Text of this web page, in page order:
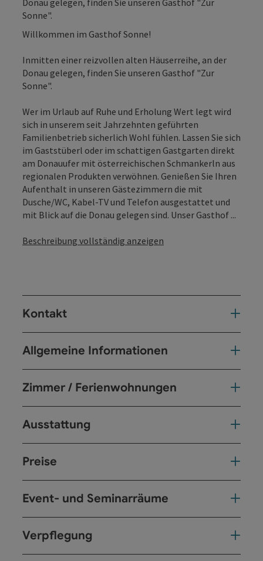
Sonne".
Willkommen im Gasthof Sonne!
Inmitten einer reizvollen alten Häuserreihe, an der
Donau gelegen, finden Sie unseren Gasthof "Zur
Sonne".
Wer im Urlaub auf Ruhe und Erholung Wert legt wird
sich in unserem seit Jahrzehnten geführten
Familienbetrieb sicherlich Wohl fühlen. Lassen Sie sich
im Gaststüberl oder im schattigen Gastgarten direkt
am Donauufer mit österreichischen Schmankerln aus
regionalen Produkten verwöhnen. Genießen Sie Ihren
Aufenthalt in unseren Gästezimmern die mit
Dusche/WC, Kabel-TV und Telefon ausgestattet und
mit Blick auf die Donau gelegen sind. Unser Gasthof ...
Beschreibung vollständig anzeigen
Kontakt
Allgemeine Informationen
Zimmer / Ferienwohnungen
Ausstattung
Preise
Event- und Seminarräume
Verpflegung